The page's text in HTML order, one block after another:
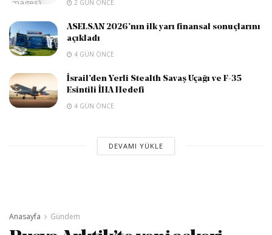
2 GÜN ÖNCE
ASELSAN 2026’nın ilk yarı finansal sonuçlarını
açıkladı
4 GÜN ÖNCE
İsrail’den Yerli Stealth Savaş Uçağı ve F-35
Esintili İHA Hedefi
4 GÜN ÖNCE
DEVAMI YÜKLE
Anasayfa Gündem